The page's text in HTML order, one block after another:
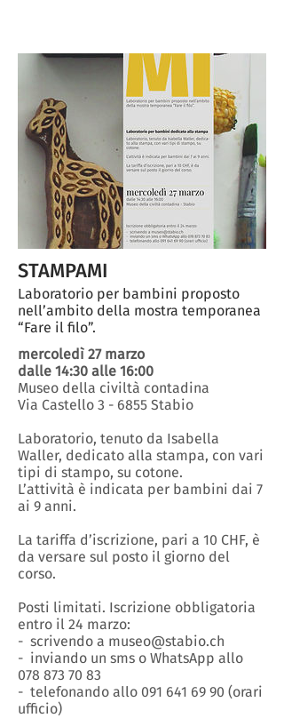
STAMPAMI
Laboratorio per bambini proposto
nell’ambito della mostra temporanea
“Fare il filo”.
mercoledì 27 marzo
dalle 14:30 alle 16:00
Museo della civiltà contadina
Via Castello 3 - 6855 Stabio
Laboratorio, tenuto da Isabella
Waller, dedicato alla stampa, con vari
tipi di stampo, su cotone.
L’attività è indicata per bambini dai 7
ai 9 anni.
La tariffa d’iscrizione, pari a 10 CHF, è
da versare sul posto il giorno del
corso.
Posti limitati. Iscrizione obbligatoria
entro il 24 marzo:
- scrivendo a museo@stabio.ch
- inviando un sms o WhatsApp allo
078 873 70 83
- telefonando allo 091 641 69 90 (orari
ufficio)